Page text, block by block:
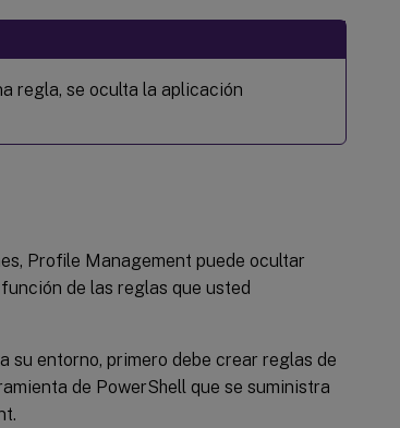
regla, se oculta la aplicación
Profile Management puede ocultar
de las reglas que usted
su entorno, primero debe crear reglas de
de PowerShell que se suministra